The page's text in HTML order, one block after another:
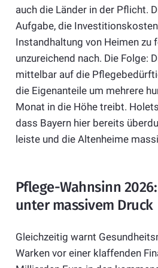
auch die Länder in der Pflicht.
Aufgabe, die
Instandhaltung von Heimen zu
unzureichend nach. Die Folge:
mittelbar auf die
die Eigenanteile um mehrere
Monat in die Höhe treibt.
dass Bayern hier bereits
leiste und die Altenheime
Pflege-Wahnsinn
unter massivem Druck
Gleichzeitig warnt
Warken vor einer klaffenden